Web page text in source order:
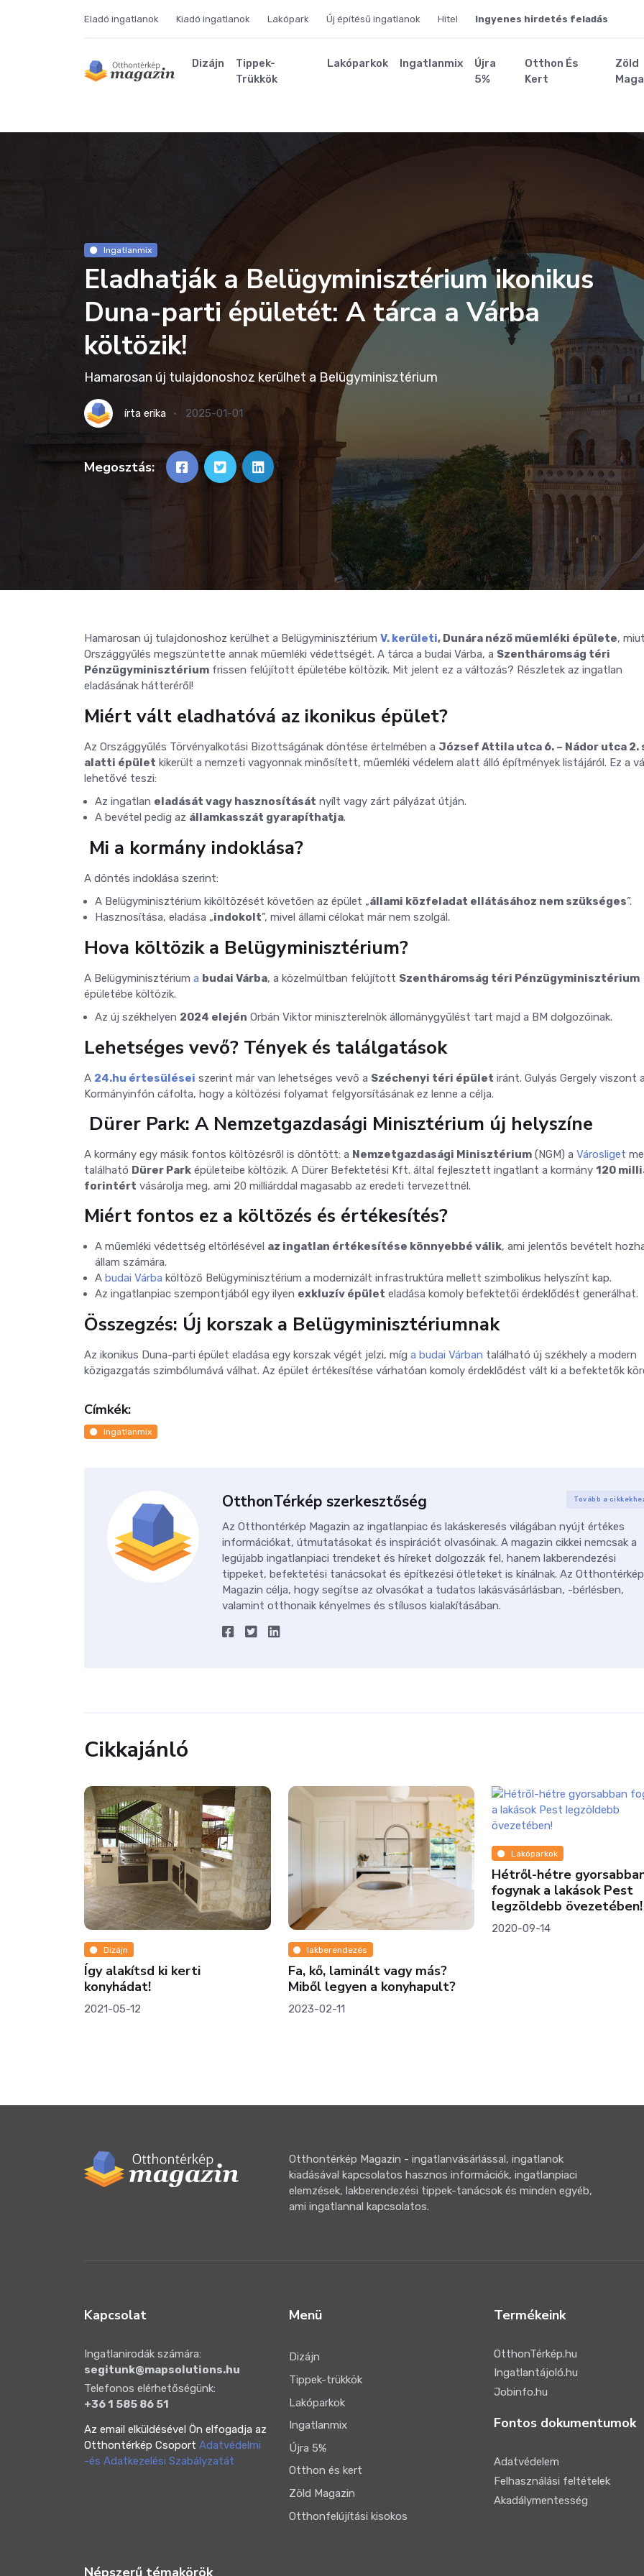
Eladó ingatlanok Kiadó ingatlanok Lakópark Új építésű ingatlanok Hitel Ingyenes hirdetés feladás
Dizájn
Tippek-
Trükkök
Lakóparkok Ingatlanmix
Újra
5%
Otthon És
Kert
Zöld
Ingatlanmix
Eladhatják a Belügyminisztérium ikonikus
Duna-parti épületét: A tárca a Várba
költözik!
Hamarosan új tulajdonoshoz kerülhet a Belügyminisztérium
írta erika 2025-01-01
Megosztás:
Hamarosan új tulajdonoshoz kerülhet a Belügyminisztérium V. kerületi, Dunára néző műemléki épülete,
Országgyűlés megszüntette annak műemléki védettségét. A tárca a budai Várba, a Szentháromság téri
Pénzügyminisztérium frissen felújított épületébe költözik. Mit jelent ez a változás? Részletek az ingatlan
eladásának hátteréről!
Miért vált eladhatóvá az ikonikus épület?
Az Országgyűlés Törvényalkotási Bizottságának döntése értelmében a József Attila utca 6. – Nádor utca 2.
alatti épület kikerült a nemzeti vagyonnak minősített, műemléki védelem alatt álló építmények listájáról. Ez a
lehetővé teszi:
Az ingatlan eladását vagy hasznosítását nyílt vagy zárt pályázat útján.
A bevétel pedig az államkasszát gyarapíthatja.
️ Mi a kormány indoklása?
A döntés indoklása szerint:
A Belügyminisztérium kiköltözését követően az épület „állami közfeladat ellátásához nem szükséges”.
Hasznosítása, eladása „indokolt”, mivel állami célokat már nem szolgál.
Hova költözik a Belügyminisztérium?
A Belügyminisztérium a budai Várba, a közelmúltban felújított Szentháromság téri Pénzügyminisztérium
épületébe költözik.
Az új székhelyen 2024 elején Orbán Viktor miniszterelnök állománygyűlést tart majd a BM dolgozóinak.
Lehetséges vevő? Tények és találgatások
A 24.hu értesülései szerint már van lehetséges vevő a Széchenyi téri épület iránt. Gulyás Gergely viszont a
Kormányinfón cáfolta, hogy a költözési folyamat felgyorsításának ez lenne a célja.
️ Dürer Park: A Nemzetgazdasági Minisztérium új helyszíne
A kormány egy másik fontos költözésről is döntött: a Nemzetgazdasági Minisztérium (NGM) a Városliget
található Dürer Park épületeibe költözik. A Dürer Befektetési Kft. által fejlesztett ingatlant a kormány 120
forintért vásárolja meg, ami 20 milliárddal magasabb az eredeti tervezettnél.
Miért fontos ez a költözés és értékesítés?
A műemléki védettség eltörlésével az ingatlan értékesítése könnyebbé válik, ami jelentős bevételt
állam számára.
A budai Várba költöző Belügyminisztérium a modernizált infrastruktúra mellett szimbolikus helyszínt kap.
Az ingatlanpiac szempontjából egy ilyen exkluzív épület eladása komoly befektetői érdeklődést generálhat.
Összegzés: Új korszak a Belügyminisztériumnak
Az ikonikus Duna-parti épület eladása egy korszak végét jelzi, míg a budai Várban található új székhely a modern
közigazgatás szimbólumává válhat. Az épület értékesítése várhatóan komoly érdeklődést vált ki a befektetők
Címkék:
Ingatlanmix
OtthonTérkép szerkesztőség Tovább a
Az Otthontérkép Magazin az ingatlanpiac és lakáskeresés világában nyújt értékes
információkat, útmutatásokat és inspirációt olvasóinak. A magazin cikkei nemcsak a
legújabb ingatlanpiaci trendeket és híreket dolgozzák fel, hanem lakberendezési
tippeket, befektetési tanácsokat és építkezési ötleteket is kínálnak. Az Otthontérkép
Magazin célja, hogy segítse az olvasókat a tudatos lakásvásárlásban, -bérlésben,
valamint otthonaik kényelmes és stílusos kialakításában.
Cikkajánló
Fa, kő, laminált vagy más?
Miből legyen a konyhapult?
Lakóparkok
Hétről-hétre gyorsabban
fogynak a lakások Pest
legzöldebb övezetében!
2020-09-14
Valami
lakások
lassul az
Otthontérkép Magazin - ingatlanvásárlással, ingatlanok
kiadásával kapcsolatos hasznos információk, ingatlanpiaci
elemzések, lakberendezési tippek-tanácsok és minden egyéb,
ami ingatlannal kapcsolatos.
Kapcsolat
Ingatlanirodák számára:
segitunk@mapsolutions.hu
Telefonos elérhetőségünk:
+36 1 585 86 51
Az email elküldésével Ön elfogadja az
Otthontérkép Csoport Adatvédelmi
-és Adatkezelési Szabályzatát
Menü
Dizájn
Tippek-trükkök
Lakóparkok
Ingatlanmix
Újra 5%
Otthon és kert
Zöld Magazin
Otthonfelújítási kisokos
Termékeink
OtthonTérkép.hu
Ingatlantájoló.hu
Jobinfo.hu
Fontos dokumentumok
Adatvédelem
Felhasználási feltételek
Akadálymentesség
Népszerű témakörök